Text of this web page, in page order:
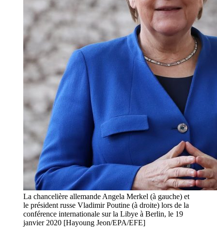
La chancelière allemande Angela Merkel (à gauche) et
le président russe Vladimir Poutine (à droite) lors de la
conférence internationale sur la Libye à Berlin, le 19
janvier 2020 [Hayoung Jeon/EPA/EFE]